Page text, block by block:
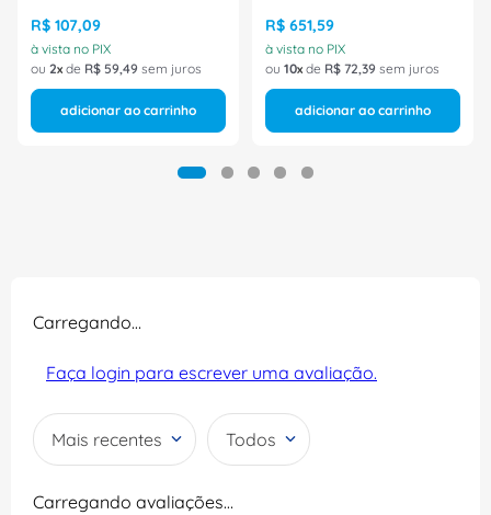
R$ 107,09
à vista no PIX
ou 2 de R$ 59,49 sem juros
adicionar ao carrinho
R$ 651,59
à vista no PIX
ou 10 de R$ 72,39 sem juros
adicionar ao carrinho
Carregando…
Faça login para escrever uma avaliação.
Mais recentes Todos
Carregando avaliações…